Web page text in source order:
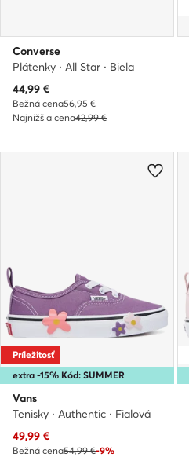
Converse
Plátenky · All Star · Biela
Aktuálna cena
44,99 €
Bežná cena56,95 €
Najnižšia cena42,99 €
extra -15% Kód: SUMMER
Príležitosť
Vans
Tenisky · Authentic · Fialová
Aktuálna cena
49,99 €
Bežná cena54,99 €-9%